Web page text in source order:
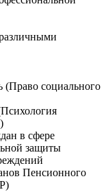
(Право социального
в сфере
защиты
Пенсионного